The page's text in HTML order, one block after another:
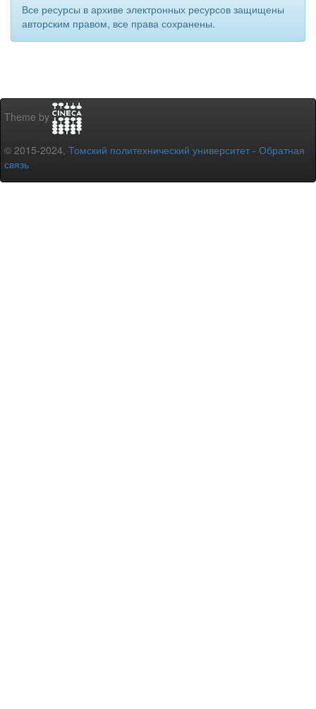
Все ресурсы в архиве электронных ресурсов защищены
авторским правом, все права сохранены.
Theme by
© 2015-2024, Томский политехнический университет - Обратная
связь